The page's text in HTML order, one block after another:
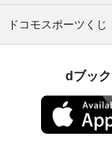
ドコモスポーツくじ
dブッ